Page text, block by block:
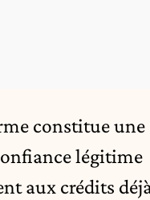
constitue une
légitime
aux crédits